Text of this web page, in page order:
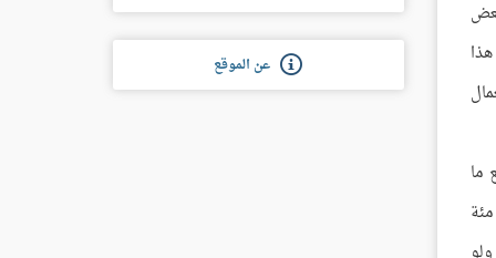
ما
عن الموقع